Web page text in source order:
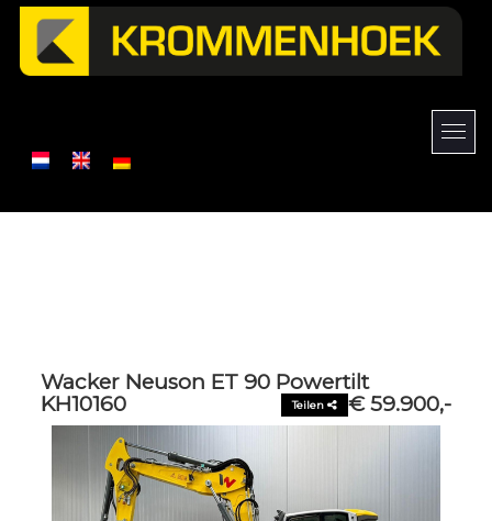
Wacker Neuson ET 90 Powertilt
KH10160
€ 59.900,-
Teilen